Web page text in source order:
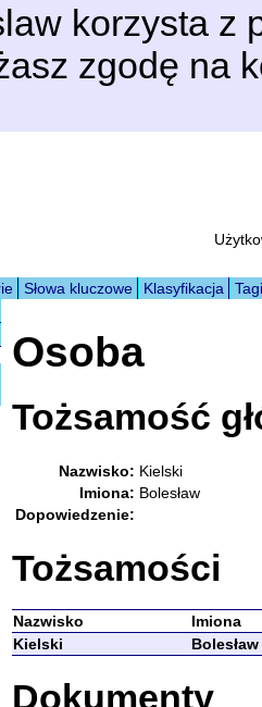
korzysta z
zgodę na
Słowa kluczowe Klasyfikacja
Tagi
Osoba
Tożsamość
Nazwisko: Kielski
Imiona: Bolesław
Dopowiedzenie:
Tożsamości
Nazwisko
Imiona
Kielski
Bolesław
Dokumenty